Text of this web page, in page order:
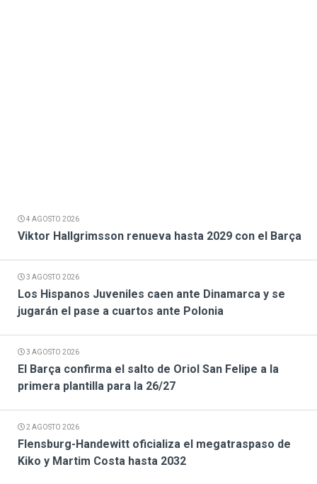
4 AGOSTO 2026
Viktor Hallgrimsson renueva hasta 2029 con el Barça
3 AGOSTO 2026
Los Hispanos Juveniles caen ante Dinamarca y se
jugarán el pase a cuartos ante Polonia
3 AGOSTO 2026
El Barça confirma el salto de Oriol San Felipe a la
primera plantilla para la 26/27
2 AGOSTO 2026
Flensburg-Handewitt oficializa el megatraspaso de
Kiko y Martim Costa hasta 2032